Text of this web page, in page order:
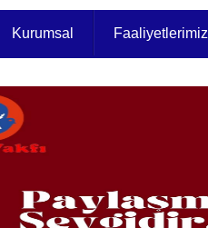
Kurumsal Faaliyetlerimiz